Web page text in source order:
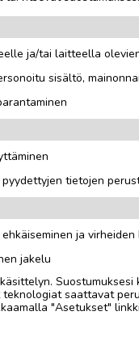
ja/tai laitteella
sisältö,
tietojen
ja virheiden
jakelu
teknologiat saattavat
"Asetukset"